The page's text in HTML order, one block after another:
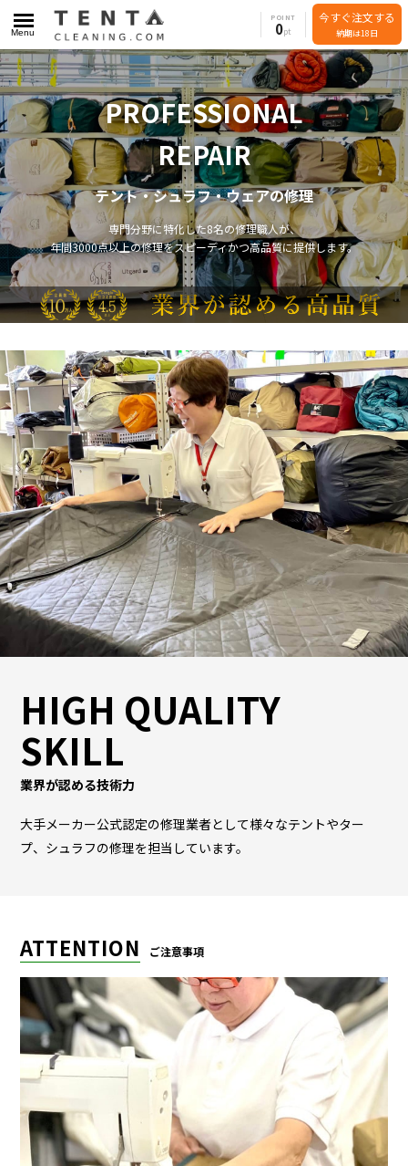
POINT
0
今すぐ注文する
納期は18日
Menu
PROFESSIONAL
REPAIR
テント・シュラフ・ウェアの修理
専門分野に特化した8名の修理職人が、
年間3000点以上の修理をスピーディかつ高品質に提供します。
HIGH QUALITY
SKILL
業界が認める技術力
大手メーカー公式認定の修理業者として様々なテントやター
プ、シュラフの修理を担当しています。
ATTENTION ご注意事項